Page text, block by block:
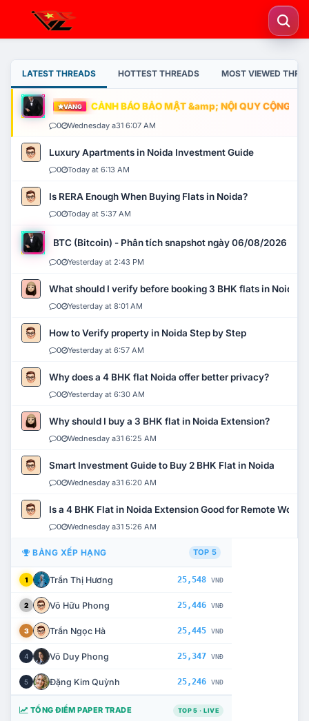
LATEST THREADS HOTTEST THREADS MOST VIEWED
VÀNG CẢNH BÁO BẢO MẬT &amp; NỘI QUY CỘNG
0 Wednesday a31 6:07 AM
Luxury Apartments in Noida Investment Guide
0 Today at 6:13 AM
Is RERA Enough When Buying Flats in Noida?
0 Today at 5:37 AM
BTC (Bitcoin) - Phân tích snapshot ngày 06/08/2026
0 Yesterday at 2:43 PM
What should I verify before booking 3 BHK flats in Noida?
0 Yesterday at 8:01 AM
How to Verify property in Noida Step by Step
0 Yesterday at 6:57 AM
Why does a 4 BHK flat Noida offer better privacy?
0 Yesterday at 6:30 AM
Why should I buy a 3 BHK flat in Noida Extension?
0 Wednesday a31 6:25 AM
Smart Investment Guide to Buy 2 BHK Flat in Noida
0 Wednesday a31 6:20 AM
Is a 4 BHK Flat in Noida Extension Good for Remote Work?
0 Wednesday a31 5:26 AM
BẢNG XẾP HẠNG TOP 5
1 Trần Thị Hương 25,548 VNĐ
2 Võ Hữu Phong 25,446 VNĐ
3 Trần Ngọc Hà 25,445 VNĐ
4 Võ Duy Phong 25,347 VNĐ
5 Đặng Kim Quỳnh 25,246 VNĐ
TỔNG ĐIỂM PAPER TRADE TOP 5 · LIVE